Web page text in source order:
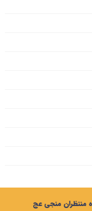
علیه السلام است